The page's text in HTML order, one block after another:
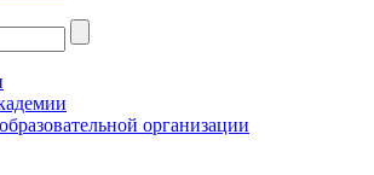
организации